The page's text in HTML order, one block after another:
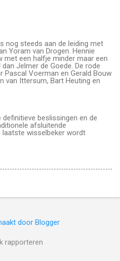
nog steeds aan de leiding met
Yoram van Drogen. Hennie
met een halfje minder maar een
Jelmer de Goede. De rode
Pascal Voerman en Gerald Bouw
van Ittersum, Bart Heuting en
definitieve beslissingen en de
afsluitende
laatste wisselbeker wordt
door Blogger
rapporteren